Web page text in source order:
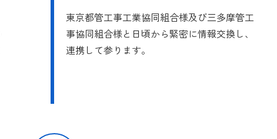
東京都管工事工業協同組合様及び三多摩管工
事協同組合様と日頃から緊密に情報交換し、
連携して参ります。